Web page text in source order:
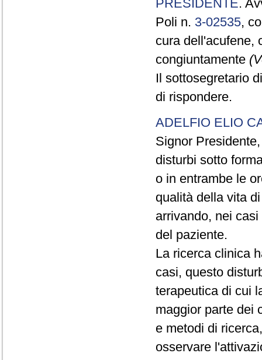
PRESIDENTE.
Poli n. 3-02535,
cura dell'acufene,
congiuntamente
Il sottosegretario
di rispondere.
ADELFIO ELIO
Signor
disturbi sotto
o in entrambe le
qualità della vita
arrivando, nei
del paziente.
La ricerca clinica
casi, questo
terapeutica di cui
maggior parte dei
e metodi di
osservare